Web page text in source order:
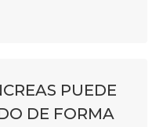
PUEDE
DE FORMA